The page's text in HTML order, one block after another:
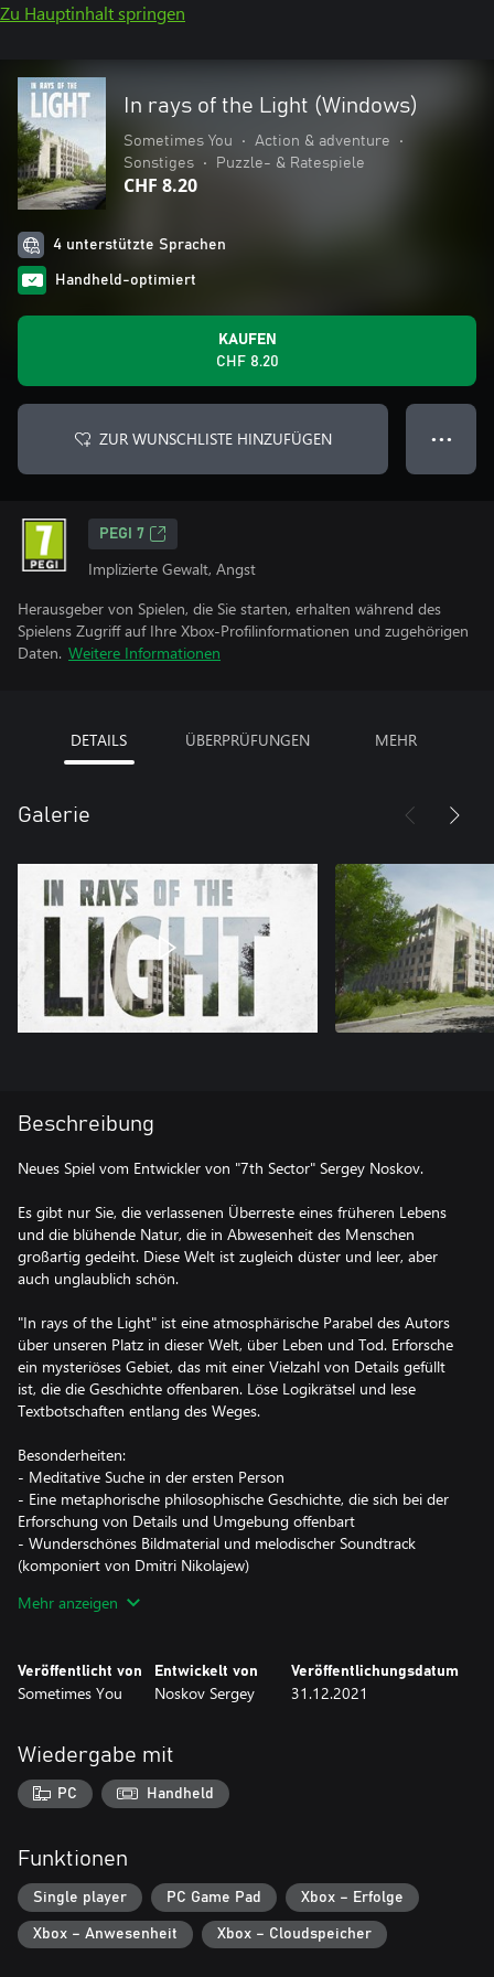
Zu Hauptinhalt springen
In rays of the Light (Windows)
Sometimes You • Action & adventure
•
Sonstiges
• Puzzle- & Ratespiele
CHF 8.20
4 unterstützte Sprachen
Handheld-optimiert
KAUFEN
CHF 8.20
ZUR WUNSCHLISTE HINZUFÜGEN ● ● ●
PEGI 7
Implizierte Gewalt, Angst
Herausgeber von Spielen, die Sie starten, erhalten während des
Spielens Zugriff auf Ihre Xbox-Profilinformationen und zugehörigen
Daten. Weitere Informationen
DETAILS ÜBERPRÜFUNGEN MEHR
Galerie
Beschreibung
Neues Spiel vom Entwickler von "7th Sector" Sergey Noskov.
Es gibt nur Sie, die verlassenen Überreste eines früheren Lebens
und die blühende Natur, die in Abwesenheit des Menschen
großartig gedeiht. Diese Welt ist zugleich düster und leer, aber
auch unglaublich schön.
"In rays of the Light" ist eine atmosphärische Parabel des Autors
über unseren Platz in dieser Welt, über Leben und Tod. Erforsche
ein mysteriöses Gebiet, das mit einer Vielzahl von Details gefüllt
ist, die die Geschichte offenbaren. Löse Logikrätsel und lese
Textbotschaften entlang des Weges.
Besonderheiten:
- Meditative Suche in der ersten Person
- Eine metaphorische philosophische Geschichte, die sich bei der
Erforschung von Details und Umgebung offenbart
- Wunderschönes Bildmaterial und melodischer Soundtrack
(komponiert von Dmitri Nikolajew)
- Neuauflage des Spiels "The Light" (2012)
Mehr anzeigen
Veröffentlicht von
Sometimes You
Entwickelt von
Noskov Sergey
Veröffentlichungsdatum
31.12.2021
Wiedergabe mit
PC Handheld
Funktionen
Single player PC Game Pad Xbox – Erfolge
Xbox – Anwesenheit Xbox – Cloudspeicher